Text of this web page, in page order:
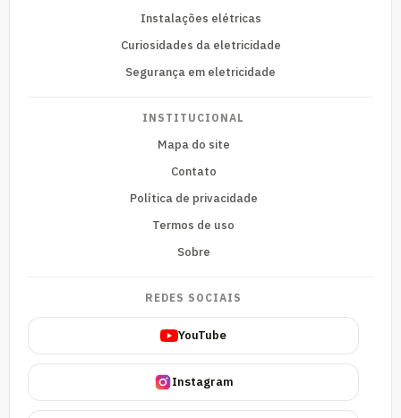
Instalações elétricas
Curiosidades da eletricidade
Segurança em eletricidade
INSTITUCIONAL
Mapa do site
Contato
Política de privacidade
Termos de uso
Sobre
REDES SOCIAIS
YouTube
Instagram